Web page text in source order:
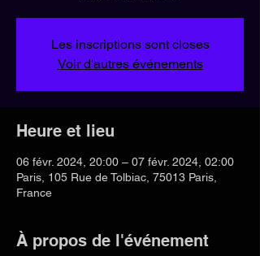
Les inscriptions sont closes
Voir d'autres événements
Heure et lieu
06 févr. 2024, 20:00 – 07 févr. 2024, 02:00
Paris, 105 Rue de Tolbiac, 75013 Paris,
France
À propos de l'événement